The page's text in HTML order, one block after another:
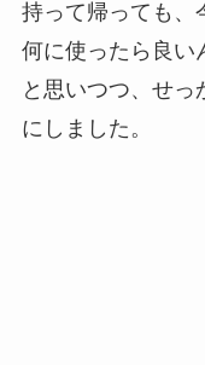
持って帰っても、
何に使ったら良い
と思いつつ、せ
にしました。